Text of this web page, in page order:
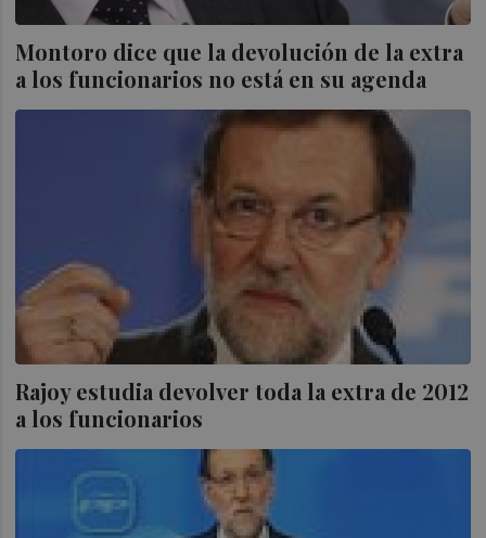
Montoro dice que la devolución de la extra
a los funcionarios no está en su agenda
Rajoy estudia devolver toda la extra de 2012
a los funcionarios